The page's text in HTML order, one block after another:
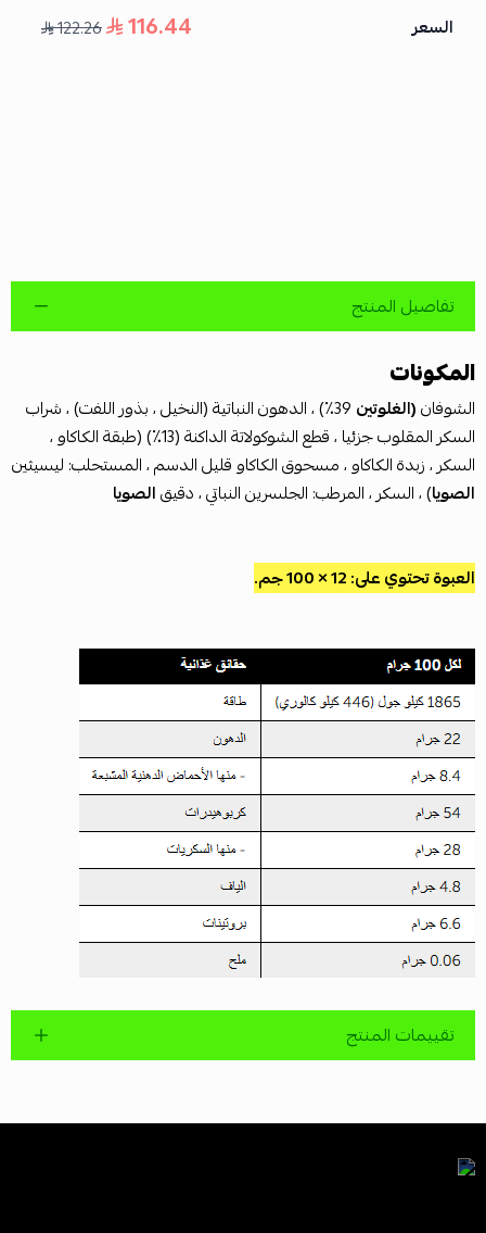
السعر 116.44
122.26
تفاصيل المنتج
المكونات
الشوفان(الغلوتين
39٪) ، الدهون النباتية (النخيل ، بذور اللفت) ، شراب
السكر المقلوب جزئيا ، قطع الشوكولاتة الداكنة (13٪) (طبقة الكاكاو ،
السكر ، زبدة الكاكاو ، مسحوق الكاكاو قليل الدسم ، المستحلب: ليسيثين
الصويا) ، السكر ، المرطب: الجلسرين النباتي ، دقيقالصويا
العبوة تحتوي على: 12 × 100 جم.
تقييمات المنتج